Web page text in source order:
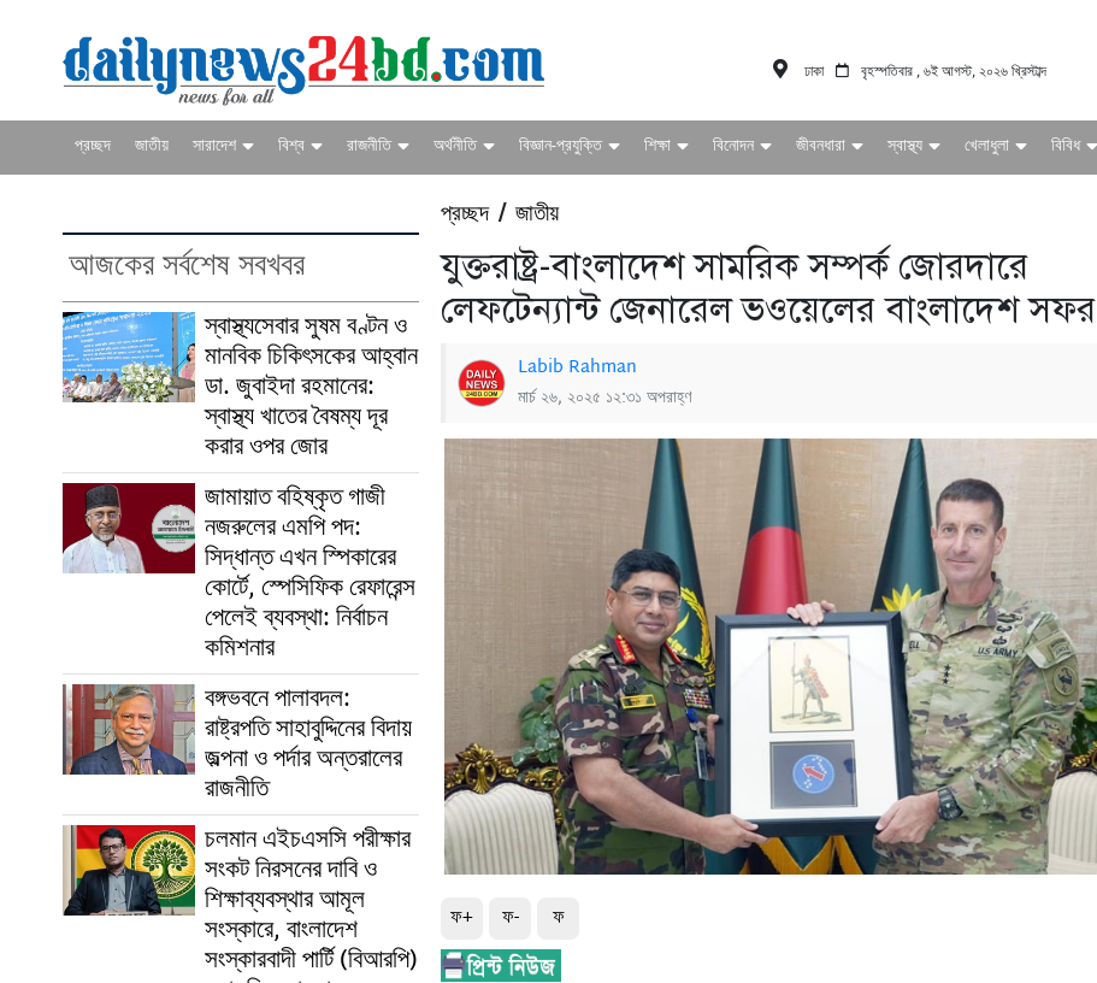
ঢাকা বৃহস্পতিবার , ৬ই আগস্ট, ২০২৬ খ্রিস্টাব্দ
প্রচ্ছদ জাতীয় সারাদেশ বিশ্ব রাজনীতি অর্থনীতি বিজ্ঞান-প্রযুক্তি শিক্ষা বিনোদন জীবনধারা স্বাস্থ্য খেলাধুলা বিবিধ
আজকের সর্বশেষ সবখবর
স্বাস্থ্যসেবার সুষম বণ্টন ও
মানবিক চিকিৎসকের আহ্বান
ডা. জুবাইদা রহমানের:
স্বাস্থ্য খাতের বৈষম্য দূর
করার ওপর জোর
জামায়াত বহিষ্কৃত গাজী
নজরুলের এমপি পদ:
সিদ্ধান্ত এখন স্পিকারের
কোর্টে, স্পেসিফিক রেফারেন্স
পেলেই ব্যবস্থা: নির্বাচন
কমিশনার
বঙ্গভবনে পালাবদল:
রাষ্ট্রপতি সাহাবুদ্দিনের বিদায়
জল্পনা ও পর্দার অন্তরালের
রাজনীতি
চলমান এইচএসসি পরীক্ষার
সংকট নিরসনের দাবি ও
শিক্ষাব্যবস্থার আমূল
সংস্কারে, বাংলাদেশ
সংস্কারবাদী পার্টি (বিআরপি)
প্রচ্ছদ/জাতীয়
যুক্তরাষ্ট্র-বাংলাদেশ সামরিক সম্পর্ক জোরদারে
লেফটেন্যান্ট জেনারেল ভওয়েলের বাংলাদেশ সফর
Labib Rahman
মার্চ ২৬, ২০২৫ ১২:৩১ অপরাহ্ণ
ফ+ ফ- ফ